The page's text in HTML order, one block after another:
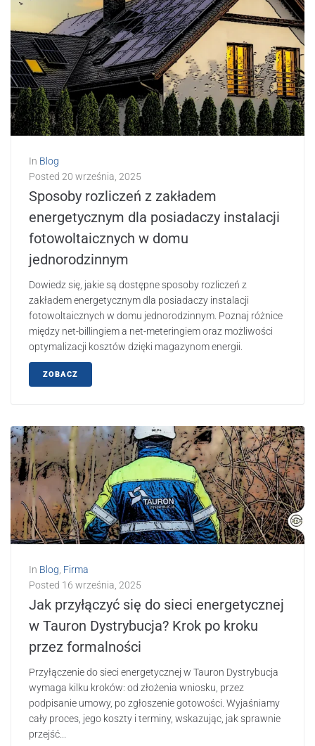
In Blog
Posted 20 września, 2025
Sposoby rozliczeń z zakładem
energetycznym dla posiadaczy instalacji
fotowoltaicznych w domu
jednorodzinnym
Dowiedz się, jakie są dostępne sposoby rozliczeń z
zakładem energetycznym dla posiadaczy instalacji
fotowoltaicznych w domu jednorodzinnym. Poznaj różnice
między net-billingiem a net-meteringiem oraz możliwości
optymalizacji kosztów dzięki magazynom energii.
ZOBACZ
In Blog Firma
Posted 16 września, 2025
Jak przyłączyć się do sieci energetycznej
w Tauron Dystrybucja? Krok po kroku
przez formalności
Przyłączenie do sieci energetycznej w Tauron Dystrybucja
wymaga kilku kroków: od złożenia wniosku, przez
podpisanie umowy, po zgłoszenie gotowości. Wyjaśniamy
cały proces, jego koszty i terminy, wskazując, jak sprawnie
przejść...